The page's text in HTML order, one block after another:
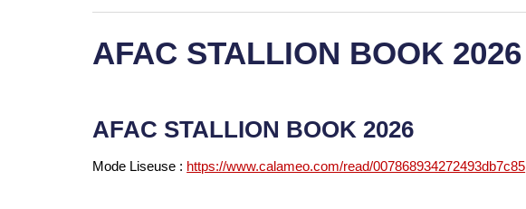
AFAC STALLION BOOK 2026
AFAC STALLION BOOK 2026
Mode Liseuse : https://www.calameo.com/read/007868934272493db7c85